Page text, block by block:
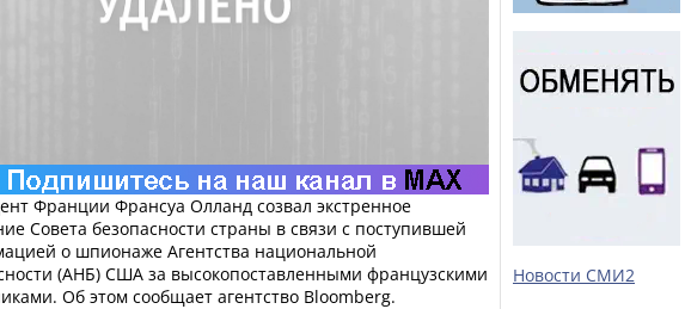
Франции Франсуа Олланд созвал экстренное
Совета безопасности страны в связи с поступившей
о шпионаже Агентства национальной
(АНБ) США за высокопоставленными французскими
Об этом сообщает агентство Bloomberg.
Новости СМИ2